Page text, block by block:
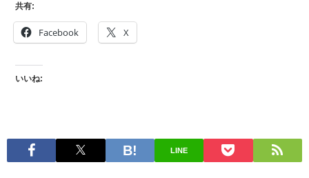
共有:
Facebook X
いいね:
LINE